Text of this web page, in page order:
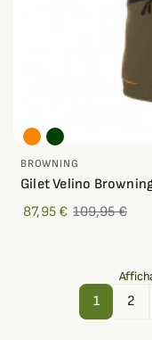
BROWNING
Gilet Velino
87,95 € 109,95 €
1 2